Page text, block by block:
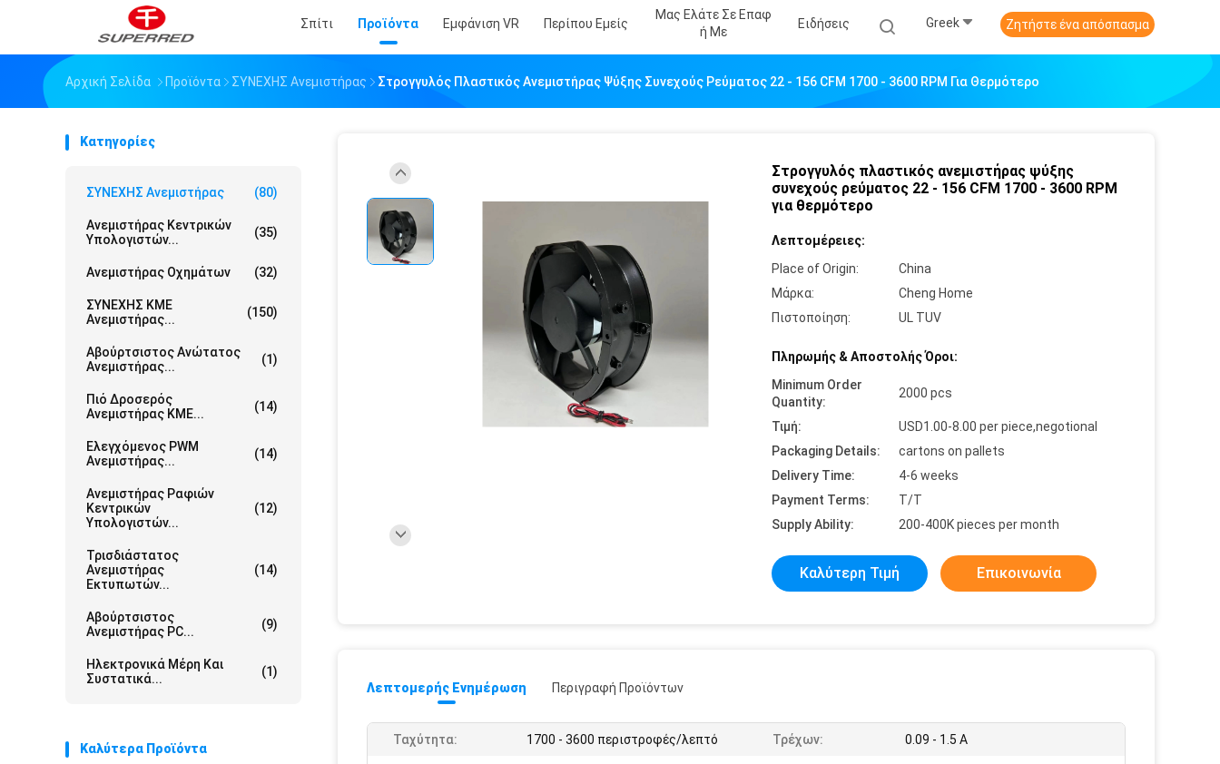
Σπίτι Προϊόντα Εμφάνιση VR Περίπου Εμείς
Μας Ελάτε Σε Επαφ
Ή Με
Ειδήσεις Greek Ζητήστε ένα απόσπασμα
Αρχική Σελίδα Προϊόντα ΣΥΝΕΧΗΣ Ανεμιστήρας Στρογγυλός Πλαστικός Ανεμιστήρας Ψύξης Συνεχούς Ρεύματος 22 - 156 CFM 1700 - 3600 RPM Για Θερμότερο
Κατηγορίες
ΣΥΝΕΧΗΣ Ανεμιστήρας (80)
Ανεμιστήρας Κεντρικών
Υπολογιστών...
(35)
Ανεμιστήρας Οχημάτων (32)
ΣΥΝΕΧΗΣ ΚΜΕ
Ανεμιστήρας...
(150)
Αβούρτσιστος Ανώτατος
Ανεμιστήρας...
(1)
Πιό Δροσερός
Ανεμιστήρας ΚΜΕ...
(14)
Ελεγχόμενος PWM
Ανεμιστήρας...
(14)
Ανεμιστήρας Ραφιών
Κεντρικών
Υπολογιστών...
(12)
Τρισδιάστατος
Ανεμιστήρας
Εκτυπωτών...
(14)
Αβούρτσιστος
Ανεμιστήρας PC...
(9)
Ηλεκτρονικά Μέρη Και
Συστατικά...
(1)
Καλύτερα Προϊόντα
Στρογγυλός πλαστικός ανεμιστήρας ψύξης
συνεχούς ρεύματος 22 - 156 CFM 1700 - 3600 RPM
για θερμότερο
Λεπτομέρειες:
Place of Origin:
China
Μάρκα:
Cheng Home
Πιστοποίηση:
UL TUV
Πληρωμής & Αποστολής Όροι:
Minimum Order
Quantity:
2000 pcs
Τιμή:
USD1.00-8.00 per piece,negotional
Packaging Details:
cartons on pallets
Delivery Time:
4-6 weeks
Payment Terms:
T/T
Supply Ability:
200-400K pieces per month
Καλύτερη Τιμή Επικοινωνία
Λεπτομερής Ενημέρωση Περιγραφή Προϊόντων
Ταχύτητα: 1700 - 3600 περιστροφές/λεπτό Τρέχων: 0.09 - 1.5 Α